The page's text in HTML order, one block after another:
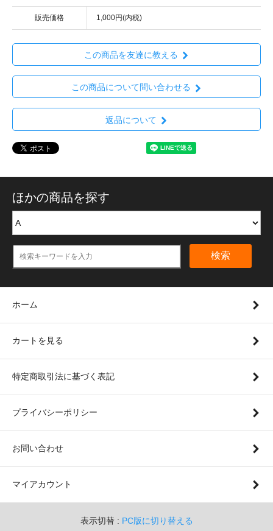
販売価格 1,000円(内税)
この商品を友達に教える
この商品について問い合わせる
返品について
ほかの商品を探す
検索
ホーム
カートを見る
特定商取引法に基づく表記
プライバシーポリシー
お問い合わせ
マイアカウント
表示切替 : PC版に切り替える